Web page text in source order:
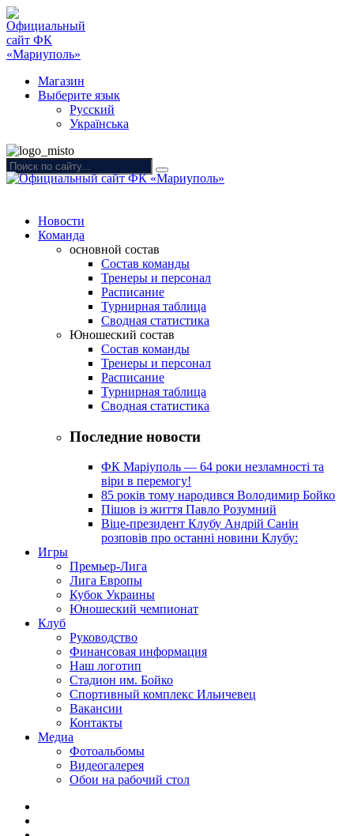
Магазин
Выберите язык
Русский
Українська
Новости
Команда
основной состав
Состав команды
Тренеры и персонал
Расписание
Турнирная таблица
Сводная статистика
Юношеский состав
Состав команды
Тренеры и персонал
Расписание
Турнирная таблица
Сводная статистика
Последние новости
ФК Маріуполь — 64 роки незламності та
віри в перемогу!
85 років тому народився Володимир Бойко
Пішов із життя Павло Розумний
Віце-президент Клубу Андрій Санін
розповів про останні новини Клубу:
Игры
Премьер-Лига
Лига Европы
Кубок Украины
Юношеский чемпионат
Клуб
Руководство
Финансовая информация
Наш логотип
Стадион им. Бойко
Спортивный комплекс Ильичевец
Вакансии
Контакты
Медиа
Фотоальбомы
Видеогалерея
Обои на рабочий стол